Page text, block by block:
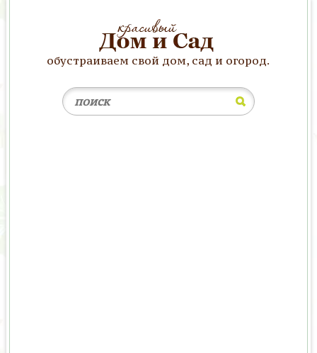
обустраиваем свой дом, сад и огород.